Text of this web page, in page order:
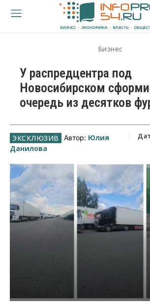
Бизнес
У распредцентра под
Новосибирском
очередь из десятков
Автор: Юлия
Данилова